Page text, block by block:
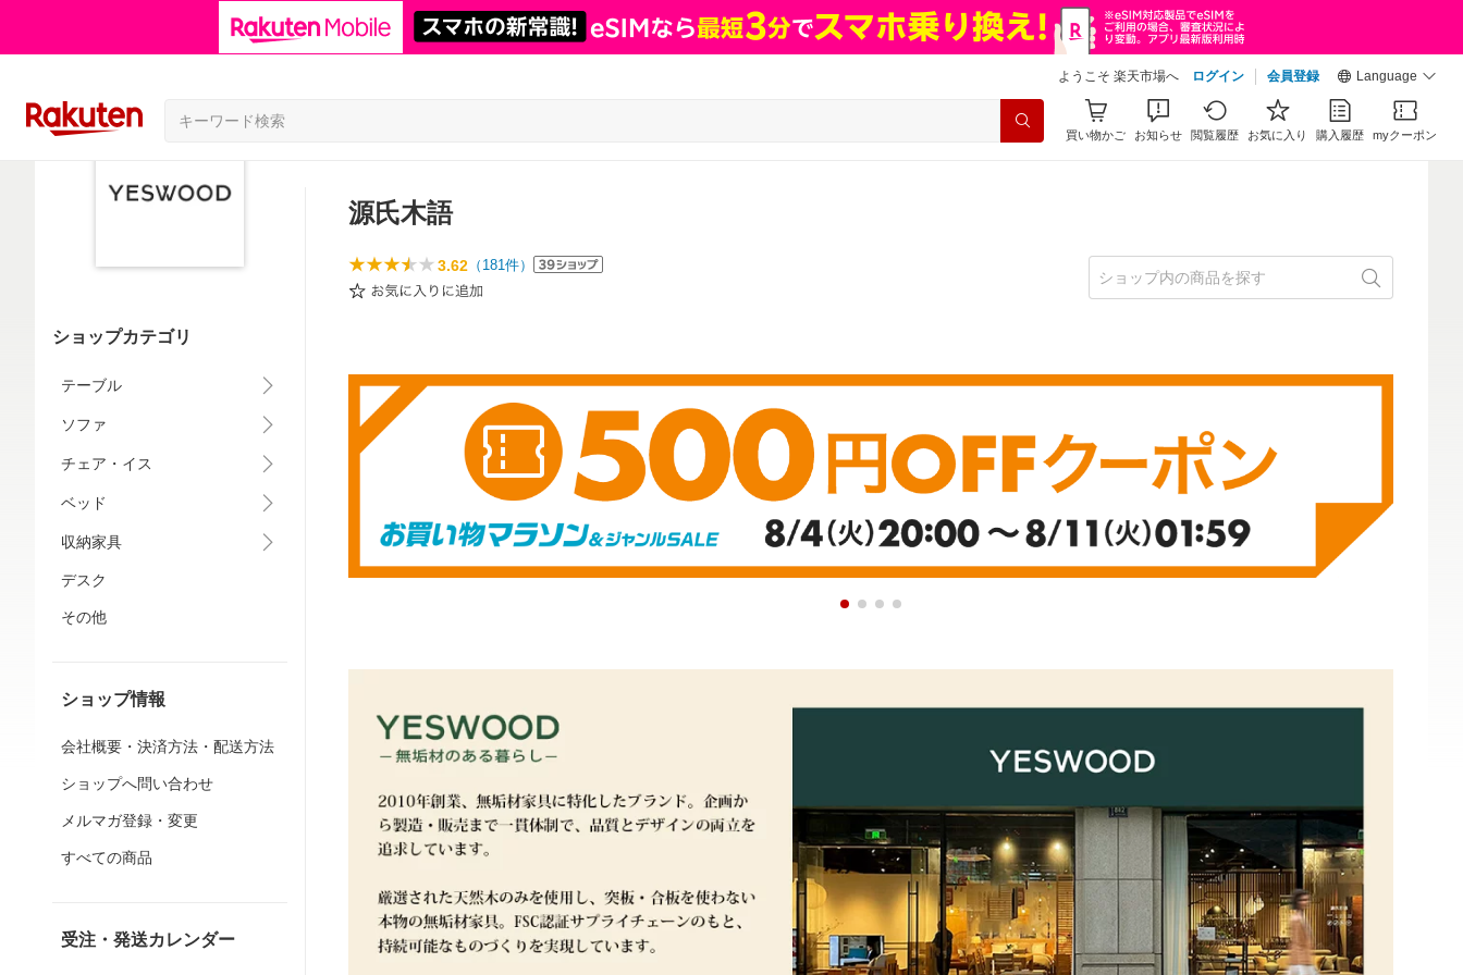
ようこそ 楽天市場へ ログイン 会員登録 Language
買い物かご お知らせ 閲覧履歴 お気に入り 購入履歴 myクーポン
ショップカテゴリ
テーブル
ソファ
チェア・イス
ベッド
収納家具
デスク
その他
ショップ情報
会社概要・決済方法・配送方法
ショップへ問い合わせ
メルマガ登録・変更
すべての商品
受注・発送カレンダー
源氏木語
3.62 （ 181件）